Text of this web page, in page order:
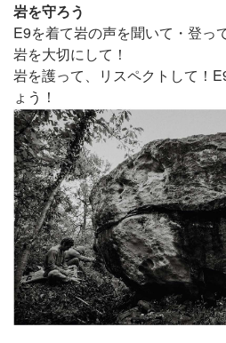
岩を守ろう
E9を着て岩の声を聞いて・登っ
岩を大切にして！
岩を護って、リスペクトして！
ょう！